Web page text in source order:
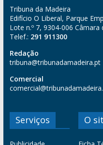
Tribuna da Madeira
Edifício O Liberal, Parque
Lote n.º 7, 9304-006
Telef.: 291 911300
Redação
tribuna@tribunadamadeira.pt
Comercial
Serviços O